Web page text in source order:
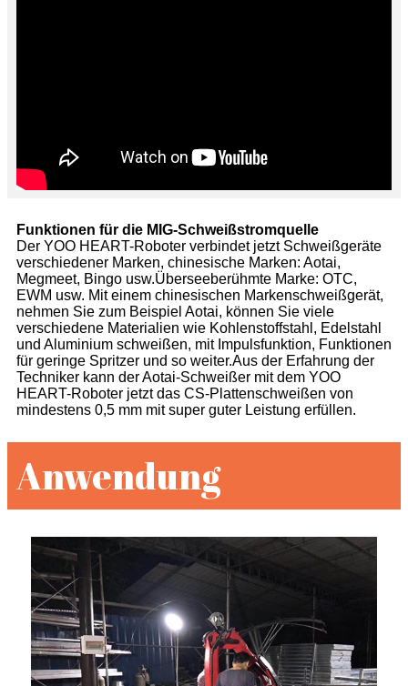
Funktionen für die MIG-Schweißstromquelle
Der YOO HEART-Roboter verbindet jetzt Schweißgeräte
verschiedener Marken, chinesische Marken: Aotai,
Megmeet, Bingo usw.Überseeberühmte Marke: OTC,
EWM usw. Mit einem chinesischen Markenschweißgerät,
nehmen Sie zum Beispiel Aotai, können Sie viele
verschiedene Materialien wie Kohlenstoffstahl, Edelstahl
und Aluminium schweißen, mit Impulsfunktion, Funktionen
für geringe Spritzer und so weiter.Aus der Erfahrung der
Techniker kann der Aotai-Schweißer mit dem YOO
HEART-Roboter jetzt das CS-Plattenschweißen von
mindestens 0,5 mm mit super guter Leistung erfüllen.
Anwendung